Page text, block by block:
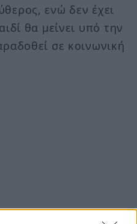
ενώ δεν έχει
θα μείνει υπό την
σε κοινωνική